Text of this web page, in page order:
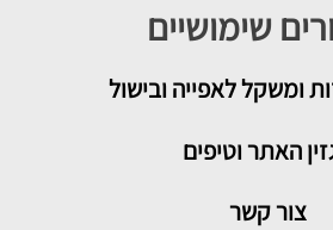
שימושיים
ומשקל לאפייה ובישול
האתר וטיפים
צור קשר